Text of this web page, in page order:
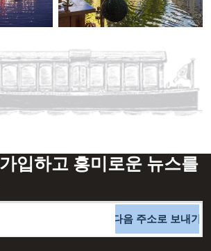
입하고 흥미로운 뉴스를
다음 주소로 보내기